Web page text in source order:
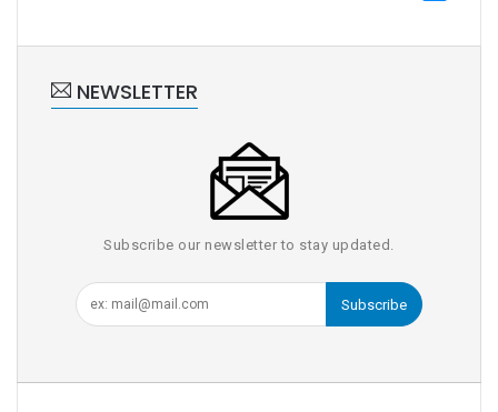
NEWSLETTER
Subscribe our newsletter to stay updated.
Subscribe